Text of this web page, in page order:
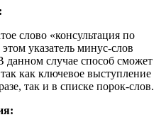
слово «консультация по
указатель минус-слов
данном случае способ сможет
как ключевое выступление
так и в списке порок-слов.